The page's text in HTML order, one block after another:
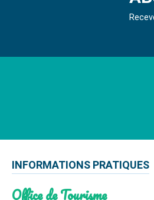
INFORMATIONS PRATIQUES
Office de Tourisme